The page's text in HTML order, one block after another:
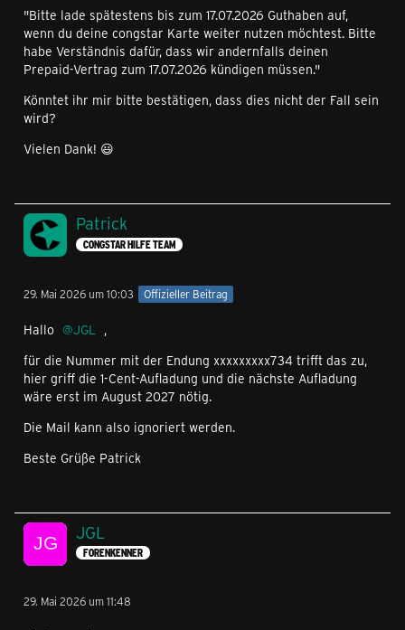
"Bitte lade spätestens bis zum 17.07.2026 Guthaben auf,
wenn du deine congstar Karte weiter nutzen möchtest. Bitte
habe Verständnis dafür, dass wir andernfalls deinen
Prepaid-Vertrag zum 17.07.2026 kündigen müssen."
Könntet ihr mir bitte bestätigen, dass dies nicht der Fall sein
wird?
Vielen Dank! 😃
Patrick
CONGSTAR HILFE TEAM
29. Mai 2026 um 10:03 Offizieller Beitrag
Hallo JGL
,
für die Nummer mit der Endung xxxxxxxxx734 trifft das zu,
hier griff die 1-Cent-Aufladung und die nächste Aufladung
wäre erst im August 2027 nötig.
Die Mail kann also ignoriert werden.
Beste Grüße Patrick
JGL
FORENKENNER
29. Mai 2026 um 11:48